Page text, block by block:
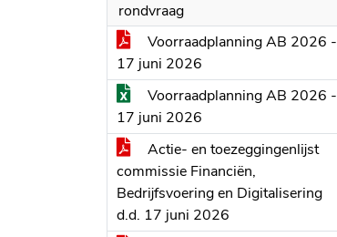
rondvraag
Voorraadplanning AB 2026 -
17 juni 2026
Voorraadplanning AB 2026 -
17 juni 2026
Actie- en toezeggingenlijst
commissie Financiën,
Bedrijfsvoering en Digitalisering
d.d. 17 juni 2026